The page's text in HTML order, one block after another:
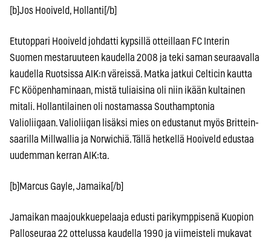
[b]Jos Hooiveld, Hollanti[/b]
Etutoppari Hooiveld johdatti kypsillä otteillaan FC Interin
Suomen mestaruuteen kaudella 2008 ja teki saman seuraavalla
kaudella Ruotsissa AIK:n väreissä. Matka jatkui Celticin kautta
FC Kööpenhaminaan, mistä tuliaisina oli niin ikään kultainen
mitali. Hollantilainen oli nostamassa Southamptonia
Valioliigaan. Valioliigan lisäksi mies on edustanut myös Brittein-
saarilla Millwallia ja Norwichiä. Tällä hetkellä Hooiveld edustaa
uudemman kerran AIK:ta.
[b]Marcus Gayle, Jamaika[/b]
Jamaikan maajoukkuepelaaja edusti parikymppisenä Kuopion
Palloseuraa 22 ottelussa kaudella 1990 ja viimeisteli mukavat